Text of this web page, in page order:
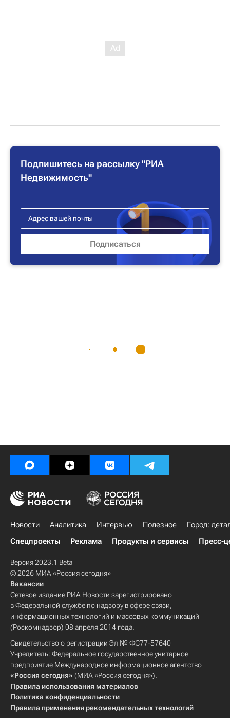
Подпишитесь на рассылку "РИА
Недвижимость"
Новости Аналитика Интервью Полезное
Город:
Спецпроекты
Реклама Продукты и сервисы Пресс-
Версия 2023.1 Beta
© 2026 МИА «Россия сегодня»
Вакансии
Сетевое издание РИА Новости зарегистрировано
в Федеральной службе по надзору в сфере связи,
информационных технологий и массовых коммуникаций
(Роскомнадзор) 08 апреля 2014 года.
Свидетельство о регистрации Эл № ФС77-57640
Учредитель: Федеральное государственное унитарное
предприятие Международное информационное агентство
«Россия сегодня» (МИА «Россия сегодня»).
Правила использования материалов
Политика конфиденциальности
Правила применения рекомендательных технологий